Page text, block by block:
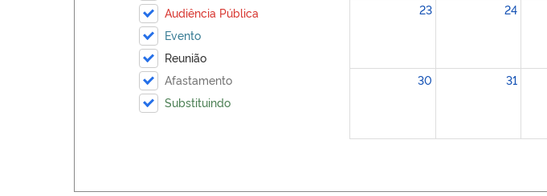
Audiência Pública
Evento
Reunião
Afastamento
Substituindo
23 24
30 31